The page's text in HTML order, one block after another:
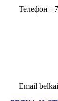
Телефон
Email